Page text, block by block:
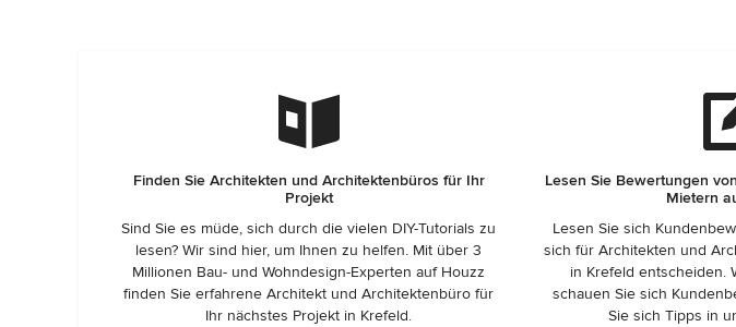
Finden Sie Architekten und Architektenbüros für Ihr
Projekt
Sind Sie es müde, sich durch die vielen DIY-Tutorials zu
lesen? Wir sind hier, um Ihnen zu helfen. Mit über 3
Millionen Bau- und Wohndesign-Experten auf Houzz
finden Sie erfahrene Architekt und Architektenbüro für
Ihr nächstes Projekt in Krefeld.
Lesen Sie Bewertungen
Mietern
Lesen Sie sich
sich für Architekten und
in Krefeld entscheiden.
schauen Sie sich
Sie sich Tipps in